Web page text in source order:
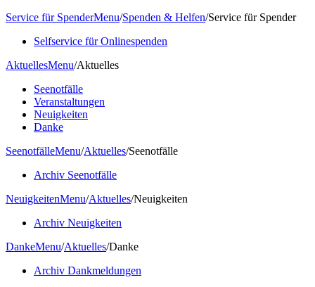
Service für SpenderMenu/Spenden & Helfen/Service für Spender
Selfservice für Onlinespenden
AktuellesMenu/Aktuelles
Seenotfälle
Veranstaltungen
Neuigkeiten
Danke
SeenotfälleMenu/Aktuelles/Seenotfälle
Archiv Seenotfälle
NeuigkeitenMenu/Aktuelles/Neuigkeiten
Archiv Neuigkeiten
DankeMenu/Aktuelles/Danke
Archiv Dankmeldungen